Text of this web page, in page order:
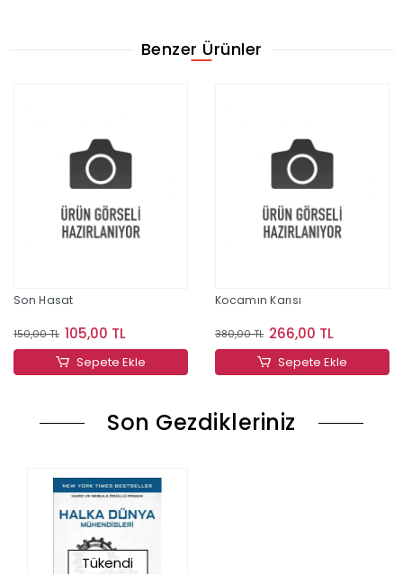
Benzer Ürünler
Son Hasat
150,00 TL 105,00 TL
Sepete Ekle
Kocamın Karısı
380,00 TL 266,00 TL
Sepete Ekle
Son Gezdikleriniz
Tükendi